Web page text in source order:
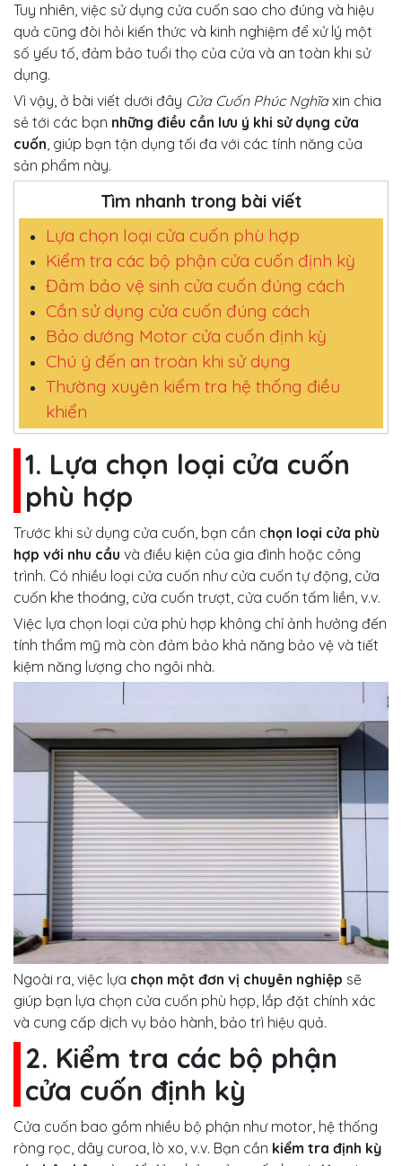
Tuy nhiên, việc sử dụng cửa cuốn sao cho đúng và hiệu
quả cũng đòi hỏi kiến thức và kinh nghiệm để xử lý một
số yếu tố, đảm bảo tuổi thọ của cửa và an toàn khi sử
dụng.
Vì vậy, ở bài viết dưới đây Cửa Cuốn Phúc Nghĩaxin chia
sẻ tới các bạn những điều cần lưu ý khi sử dụng cửa
cuốn, giúp bạn tận dụng tối đa với các tính năng của
sản phẩm này.
Tìm nhanh trong bài viết
Lựa chọn loại cửa cuốn phù hợp
Kiểm tra các bộ phận cửa cuốn định kỳ
Đảm bảo vệ sinh cửa cuốn đúng cách
Cần sử dụng cửa cuốn đúng cách
Bảo dướng Motor cửa cuốn định kỳ
Chú ý đến an troàn khi sử dụng
Thường xuyên kiểm tra hệ thống điều
khiển
1. Lựa chọn loại cửa cuốn
phù hợp
Trước khi sử dụng cửa cuốn, bạn cần chọn loại cửa phù
hợp với nhu cầu và điều kiện của gia đình hoặc công
trình. Có nhiều loại cửa cuốn như cửa cuốn tự động, cửa
cuốn khe thoáng, cửa cuốn trượt, cửa cuốn tấm liền, v.v.
Việc lựa chọn loại cửa phù hợp không chỉ ảnh hưởng đến
tính thẩm mỹ mà còn đảm bảo khả năng bảo vệ và tiết
kiệm năng lượng cho ngôi nhà.
Ngoài ra, việc lựa chọn một đơn vị chuyên nghiệp sẽ
giúp bạn lựa chọn cửa cuốn phù hợp, lắp đặt chính xác
và cung cấp dịch vụ bảo hành, bảo trì hiệu quả.
2. Kiểm tra các bộ phận
cửa cuốn định kỳ
Cửa cuốn bao gồm nhiều bộ phận như motor, hệ thống
ròng rọc, dây curoa, lò xo, v.v. Bạn cần kiểm tra định kỳ